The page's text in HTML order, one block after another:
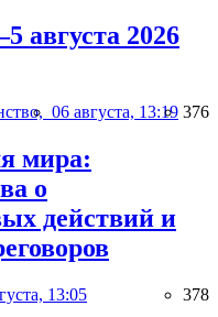
августа 2026
06 августа, 13:19 376
мира:
о
действий и
13:05 378